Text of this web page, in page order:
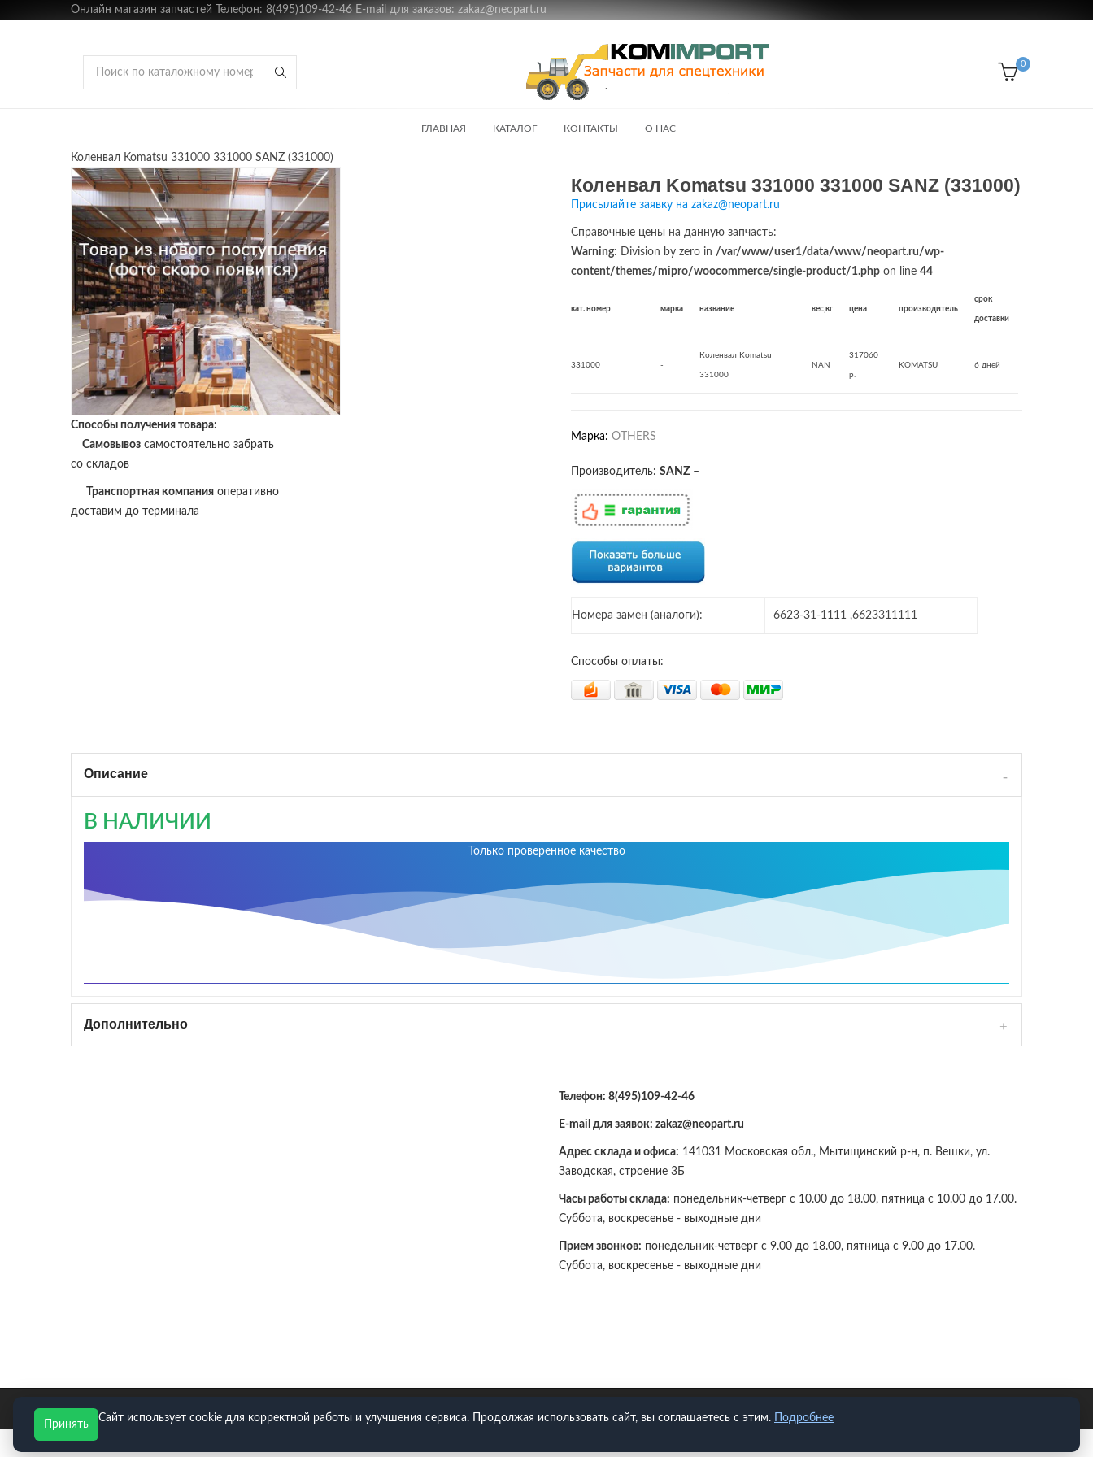
Онлайн магазин запчастей Телефон: 8(495)109-42-46 E-mail для заказов: zakaz@neopart.ru
0
ГЛАВНАЯ КАТАЛОГ КОНТАКТЫ О НАС
Коленвал Komatsu 331000 331000 SANZ (331000)
Способы получения товара:
Самовывоз самостоятельно забрать
со складов
Транспортная компания оперативно
доставим до терминала
Коленвал Komatsu 331000 331000 SANZ (331000)
Присылайте заявку на zakaz@neopart.ru
Справочные цены на данную запчасть:
Warning: Division by zero in /var/www/user1/data/www/neopart.ru/wp-
content/themes/mipro/woocommerce/single-product/1.php on line 44
кат. номер марка название вес,кг цена производитель
срок
доставки
331000 -
Коленвал Komatsu
331000
NAN
317060
р.
KOMATSU 6 дней
Марка: OTHERS
Производитель: SANZ –
Номера замен (аналоги): 6623-31-1111 ,6623311111
Способы оплаты:
Описание
В НАЛИЧИИ
Только проверенное качество
Дополнительно
Телефон: 8(495)109-42-46
E-mail для заявок: zakaz@neopart.ru
Адрес склада и офиса: 141031 Московская обл., Мытищинский р-н, п. Вешки, ул.
Заводская, строение 3Б
Часы работы склада: понедельник-четверг с 10.00 до 18.00, пятница с 10.00 до 17.00.
Суббота, воскресенье - выходные дни
Прием звонков: понедельник-четверг с 9.00 до 18.00, пятница с 9.00 до 17.00.
Суббота, воскресенье - выходные дни
E-mail для заявок: zakaz@neopart.ru. Телефон: 8(495)109-42-46
Сайт использует cookie для корректной работы и улучшения сервиса. Продолжая использовать сайт, вы соглашаетесь с этим. Подробнее
Принять